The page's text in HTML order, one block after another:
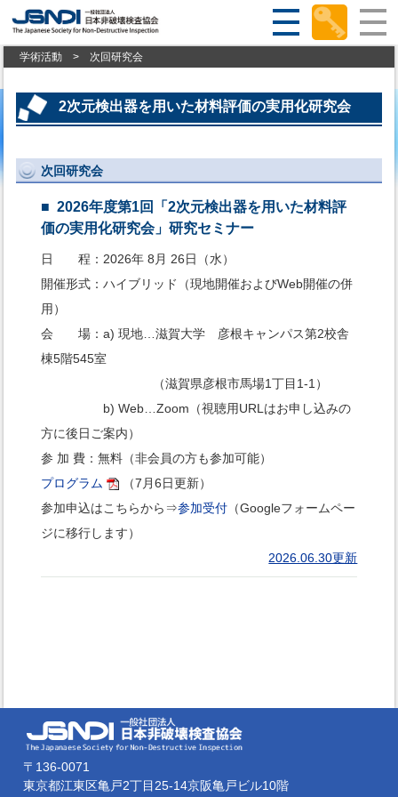
学術活動 > 次回研究会
2次元検出器を用いた材料評価の実用化研究会
次回研究会
2026年度第1回「2次元検出器を用いた材料評
価の実用化研究会」研究セミナー
日 程：2026年 8月 26日（水）
開催形式：ハイブリッド（現地開催およびWeb開催の併
用）
会 場：a) 現地…滋賀大学 彦根キャンパス第2校舎
棟5階545室
（滋賀県彦根市馬場1丁目1-1）
b) Web…Zoom（視聴用URLはお申し込みの
方に後日ご案内）
参 加 費：無料（非会員の方も参加可能）
プログラム
（7月6日更新）
参加申込はこちらから⇒参加受付（Googleフォームペー
ジに移行します）
2026.06.30更新
〒136-0071
東京都江東区亀戸2丁目25-14京阪亀戸ビル10階